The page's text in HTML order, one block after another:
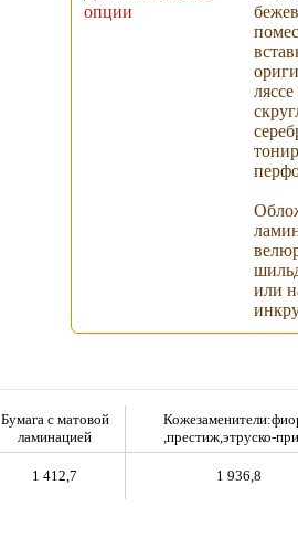
опции
или
Бумага с матовой
ламинацией
,престиж,этруско-
1 412,7 1 936,8